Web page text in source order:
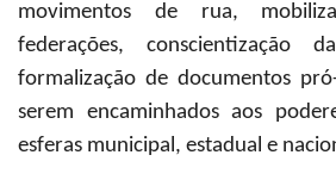
movimentos de rua,
federações, conscientização
formalização de documentos
serem encaminhados aos
esferas municipal, estadual e